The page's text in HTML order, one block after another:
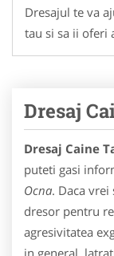
Dresajul te va
tau si sa ii oferi
Dresaj
Dresaj Caine
puteti gasi
Ocna. Daca
dresor pentru
agresivitatea
in general,